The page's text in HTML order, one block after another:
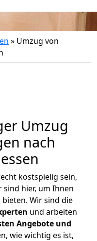
» Umzug von
Umzug
nach
kostspielig sein,
sind hier, um Ihnen
bieten. Wir sind die
und arbeiten
Angebote und
wie wichtig es ist,